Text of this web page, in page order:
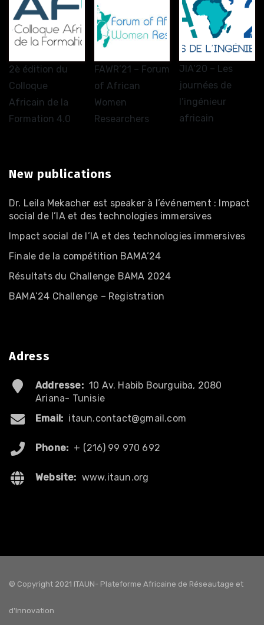
2è édition du
Colloque
Africain de la
Formation 4.0
FAWR’21 – Forum
of African
Women
Researchers
JIA’20 – Les
journées de
l’ingénieur
africain
New publications
Dr. Leila Mekacher est speaker à l’événement : Impact
social de l’IA et des technologies immersives
Impact social de l’IA et des technologies immersives
Finale de la compétition BAMA’24
Résultats du Challenge BAMA 2024
BAMA’24 Challenge – Registration
Adress
Addresse: 10 Av. Habib Bourguiba, 2080
Ariana- Tunisie
Email: itaun.contact@gmail.com
Phone: + (216) 99 970 692
Website: www.itaun.org
© Copyright 2021 ITAUN- Plateforme Africaine de Réseautage et
d'Innovation